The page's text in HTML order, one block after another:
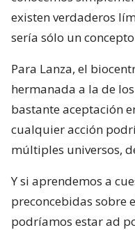
existen verdaderos
sería sólo un
Para Lanza, el
hermanada a la de
bastante aceptación
cualquier acción
múltiples universos,
Y si aprendemos a
preconcebidas sobre
podríamos estar ad